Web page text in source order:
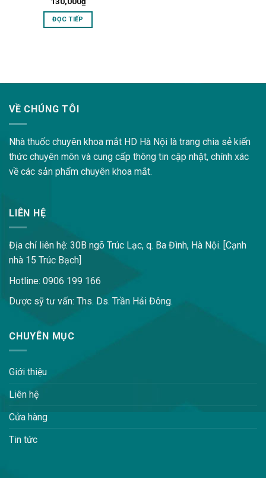
ĐỌC TIẾP
VỀ CHÚNG TÔI
Nhà thuốc chuyên khoa mắt HD Hà Nội là trang chia sẻ kiến
thức chuyên môn và cung cấp thông tin cập nhật, chính xác
về các sản phẩm chuyên khoa mắt.
LIÊN HỆ
Địa chỉ liên hệ: 30B ngõ Trúc Lạc, q. Ba Đình, Hà Nội. [Cạnh
nhà 15 Trúc Bạch]
Hotline: 0906 199 166
Dược sỹ tư vấn: Ths. Ds. Trần Hải Đông.
CHUYÊN MỤC
Giới thiệu
Liên hệ
Cửa hàng
Tin tức